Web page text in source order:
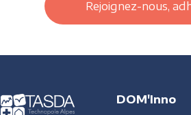
Rejoignez-nous,
DOM'Inno